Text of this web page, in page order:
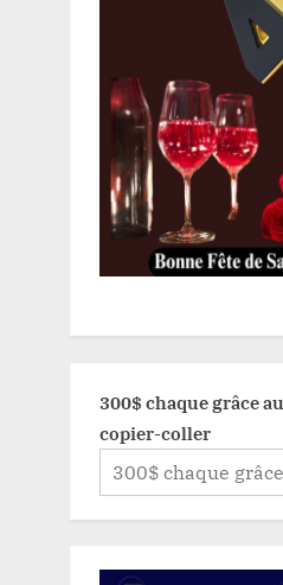
300$ chaque grâce
copier-coller